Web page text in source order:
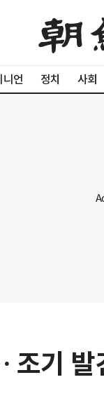
니언 정치 사회
기 발